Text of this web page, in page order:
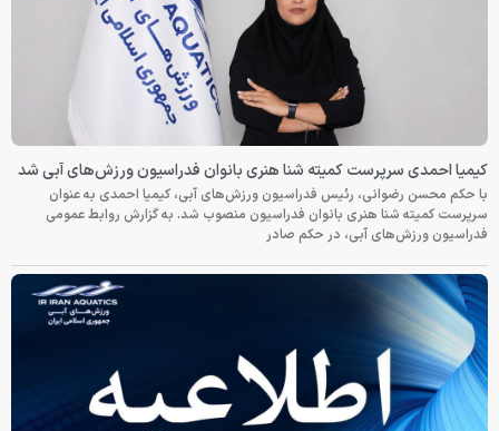
کیمیا احمدی سرپرست کمیته شنا هنری بانوان فدراسیون ورزش‌های آبی شد
با حکم محسن رضوانی، رئیس فدراسیون ورزش‌های آبی، کیمیا احمدی به عنوان
سرپرست کمیته شنا هنری بانوان فدراسیون منصوب شد. به گزارش روابط عمومی
فدراسیون ورزش‌های آبی، در حکم صادر